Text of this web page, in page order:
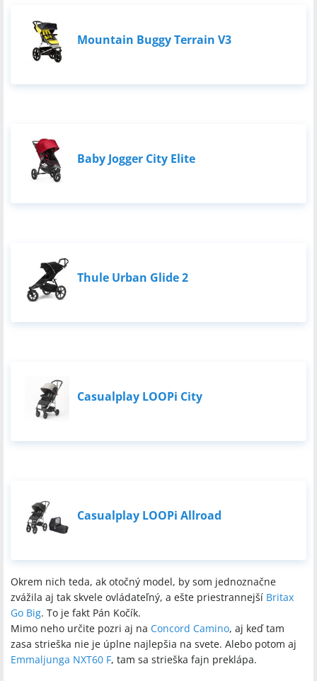
Mountain Buggy Terrain V3
Baby Jogger City Elite
Thule Urban Glide 2
Casualplay LOOPi City
Casualplay LOOPi Allroad
Okrem nich teda, ak otočný model, by som jednoznačne
zvážila aj tak skvele ovládateľný, a ešte priestrannejší Britax
Go Big. To je fakt Pán Kočík.
Mimo neho určite pozri aj na Concord Camino, aj keď tam
zasa strieška nie je úplne najlepšia na svete. Alebo potom aj
Emmaljunga NXT60 F, tam sa strieška fajn preklápa.